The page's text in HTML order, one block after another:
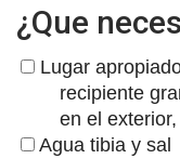
¿Que
Lugar
recipiente
en el
Agua tibia y sal